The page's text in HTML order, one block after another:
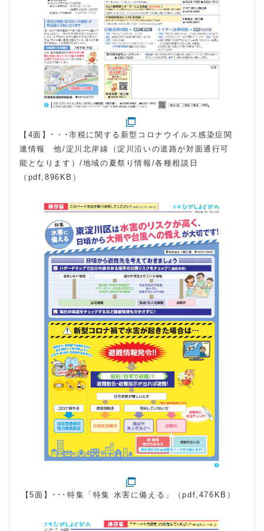
【4面】･・･市税に関する新型コロナウイルス感染症関
連情報 他/淀川北岸線（淀川沿いの道路が対面通行可
能となります）/地域の夏祭り情報/各種相談日
（pdf,896KB）
【5面】･･･特集「特集 水害に備える」（pdf,476KB）